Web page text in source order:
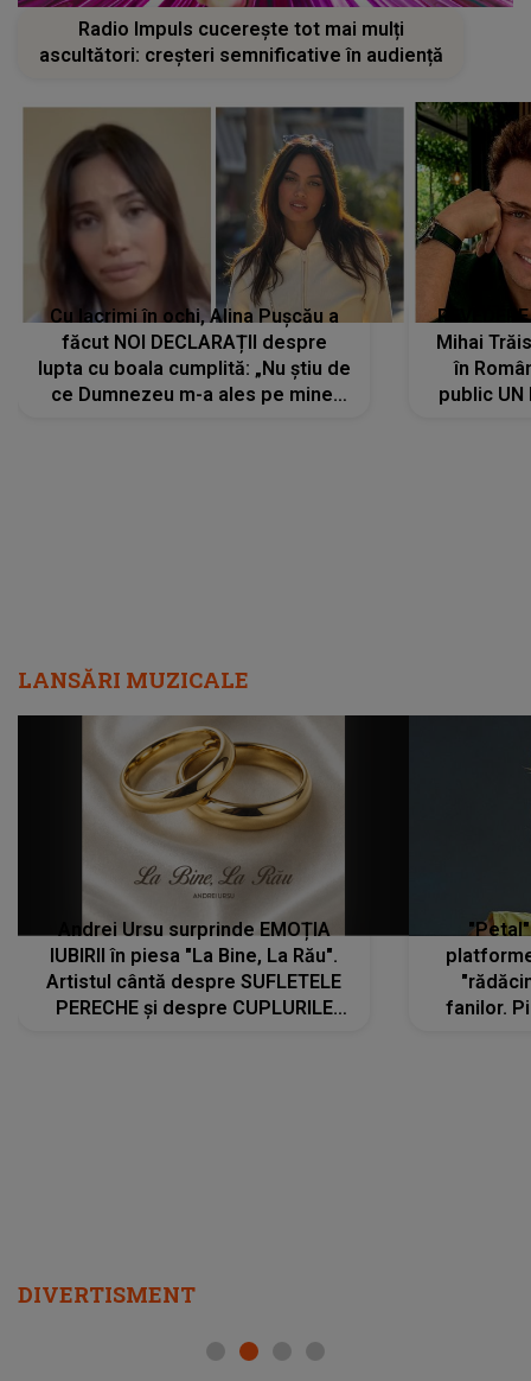
Radio Impuls cucerește tot mai mulți
ascultători: creșteri semnificative în audiență
Cu lacrimi în ochi, Alina Pușcău a
făcut NOI DECLARAȚII despre
lupta cu boala cumplită: „Nu știu de
ce Dumnezeu m-a ales pe mine.
Mihai
în
public UN
LANSĂRI MUZICALE
Andrei Ursu surprinde EMOȚIA
IUBIRII în piesa "La Bine, La Rău".
Artistul cântă despre SUFLETELE
PERECHE și despre CUPLURILE
fanilor.
DIVERTISMENT